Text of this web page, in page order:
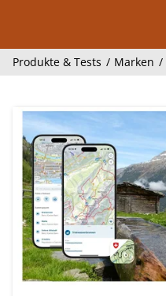
Produkte & Tests Marken